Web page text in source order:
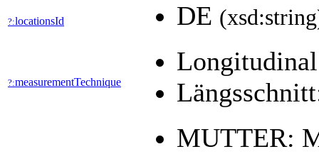
?:locationsId DE
?:measurementTechnique
MUTTER: